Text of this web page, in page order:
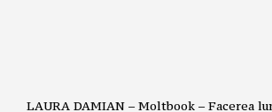
LAURA DAMIAN – Moltbook – Facerea